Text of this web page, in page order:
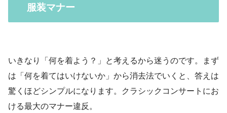
服装マナー
いきなり「何を着よう？」と考えるから迷うのです。まず
は「何を着てはいけないか」から消去法でいくと、答えは
驚くほどシンプルになります。クラシックコンサートにお
ける最大のマナー違反。